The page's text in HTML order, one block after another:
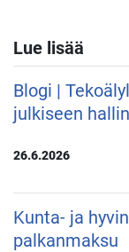
Lue lisää
Blogi |
julkiseen
26.6.2026
Kunta- ja
palkanmaksu